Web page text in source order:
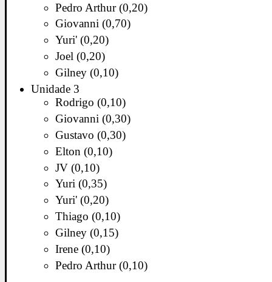
Pedro Arthur (0,20)
Giovanni (0,70)
Yuri' (0,20)
Joel (0,20)
Gilney (0,10)
Unidade 3
Rodrigo (0,10)
Giovanni (0,30)
Gustavo (0,30)
Elton (0,10)
JV (0,10)
Yuri (0,35)
Yuri' (0,20)
Thiago (0,10)
Gilney (0,15)
Irene (0,10)
Pedro Arthur (0,10)